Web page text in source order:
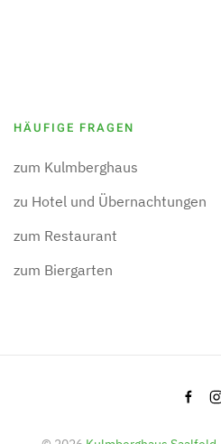
HÄUFIGE FRAGEN
zum Kulmberghaus
zu Hotel und Übernachtungen
zum Restaurant
zum Biergarten